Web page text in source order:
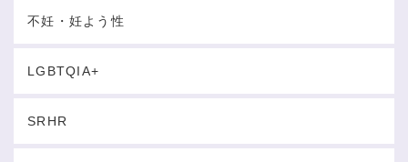
不妊・妊よう性
LGBTQIA+
SRHR